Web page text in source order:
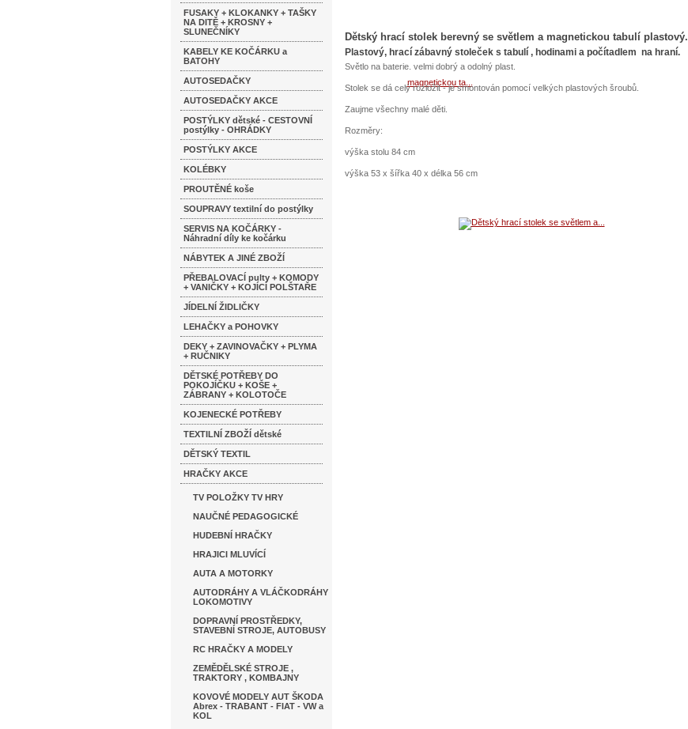
FUSAKY + KLOKANKY + TAŠKY
NA DITĚ + KROSNY +
SLUNEČNÍKY
KABELY KE KOČÁRKU a
BATOHY
AUTOSEDAČKY
AUTOSEDAČKY AKCE
POSTÝLKY dětské - CESTOVNÍ
postýlky - OHRÁDKY
POSTÝLKY AKCE
KOLÉBKY
PROUTĚNÉ koše
SOUPRAVY textilní do postýlky
SERVIS NA KOČÁRKY -
Náhradní díly ke kočárku
NÁBYTEK A JINÉ ZBOŽÍ
PŘEBALOVACÍ pulty + KOMODY
+ VANIČKY + KOJÍCÍ POLŠTAŘE
JÍDELNÍ ŽIDLIČKY
LEHAČKY a POHOVKY
DEKY + ZAVINOVAČKY + PLYMA
+ RUČNIKY
DĚTSKÉ POTŘEBY DO
POKOJÍČKU + KOŠE +
ZÁBRANY + KOLOTOČE
KOJENECKÉ POTŘEBY
TEXTILNÍ ZBOŽÍ dětské
DĚTSKÝ TEXTIL
HRAČKY AKCE
TV POLOŽKY TV HRY
NAUČNÉ PEDAGOGICKÉ
HUDEBNÍ HRAČKY
HRAJICI MLUVÍCÍ
AUTA A MOTORKY
AUTODRÁHY A VLÁČKODRÁHY
LOKOMOTIVY
DOPRAVNÍ PROSTŘEDKY,
STAVEBNÍ STROJE, AUTOBUSY
RC HRAČKY A MODELY
ZEMĚDĚLSKÉ STROJE ,
TRAKTORY , KOMBAJNY
KOVOVÉ MODELY AUT ŠKODA
Abrex - TRABANT - FIAT - VW a
KOL
Dětský hrací stolek berevný se světlem a magnetickou tabulí plastový.
Plastový, hrací zábavný stoleček s tabulí , hodinami a počítadlem na hraní.
Světlo na baterie. velmi dobrý a odolný plast.
Stolek se dá celý rozložit - je smontován pomocí velkých plastových šroubů.
Zaujme všechny malé děti.
Rozměry:
výška stolu 84 cm
výška 53 x šířka 40 x délka 56 cm